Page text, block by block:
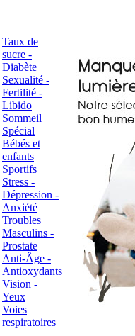
Taux de
sucre -
Diabète
Sexualité -
Fertilité -
Libido
Sommeil
Spécial
Bébés et
enfants
Sportifs
Stress -
Dépression -
Anxiété
Troubles
Masculins -
Prostate
Anti-Âge -
Antioxydants
Vision -
Yeux
Voies
respiratoires